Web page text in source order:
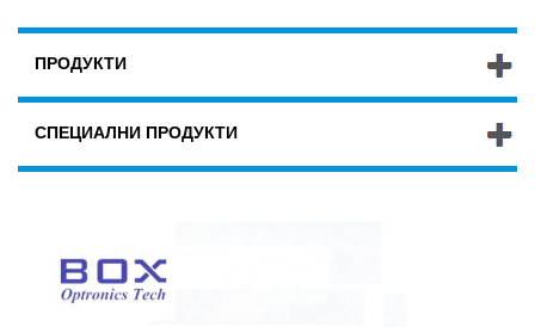
ПРОДУКТИ
СПЕЦИАЛНИ ПРОДУКТИ